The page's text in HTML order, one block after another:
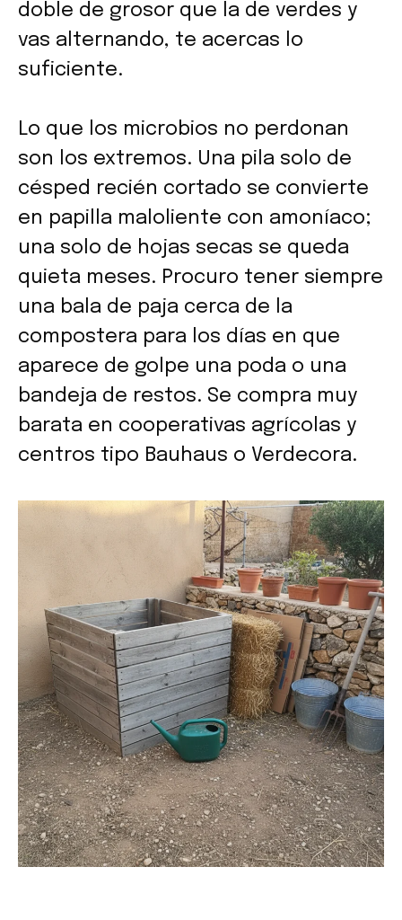
doble de grosor que la de verdes y
vas alternando, te acercas lo
suficiente.
Lo que los microbios no perdonan
son los extremos. Una pila solo de
césped recién cortado se convierte
en papilla maloliente con amoníaco;
una solo de hojas secas se queda
quieta meses. Procuro tener siempre
una bala de paja cerca de la
compostera para los días en que
aparece de golpe una poda o una
bandeja de restos. Se compra muy
barata en cooperativas agrícolas y
centros tipo Bauhaus o Verdecora.